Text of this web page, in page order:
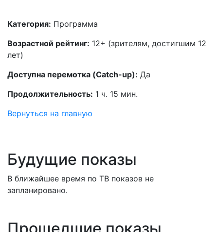
Категория: Программа
Возрастной рейтинг: 12+ (зрителям, достигшим 12
лет)
Доступна перемотка (Catch-up): Да
Продолжительность: 1 ч. 15 мин.
Вернуться на главную
Будущие показы
В ближайшее время по ТВ показов не
запланировано.